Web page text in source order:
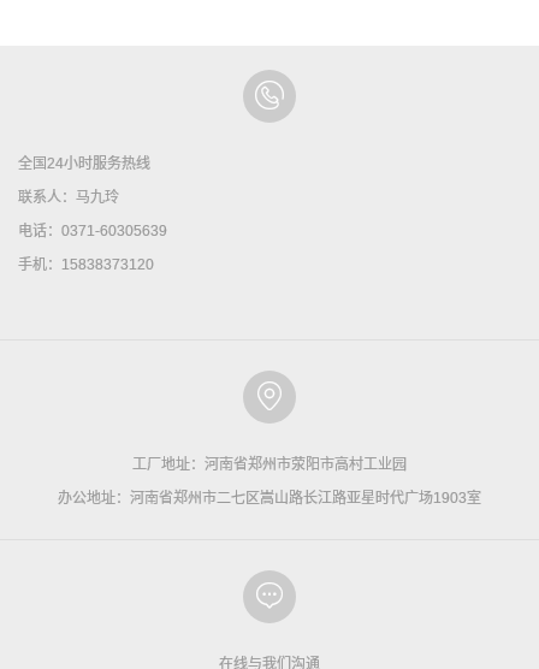
全国24小时服务热线
联系人：马九玲
电话：0371-60305639
手机：15838373120
工厂地址：河南省郑州市荥阳市高村工业园
办公地址：河南省郑州市二七区嵩山路长江路亚星时代广场1903室
在线与我们沟通